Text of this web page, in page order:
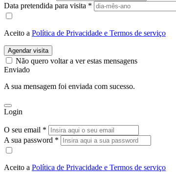
Data pretendida para visita *
Aceito a Política de Privacidade e Termos de serviço
Agendar visita
Não quero voltar a ver estas mensagens
Enviado
A sua mensagem foi enviada com sucesso.
Login
O seu email *
A sua password *
Aceito a Política de Privacidade e Termos de serviço